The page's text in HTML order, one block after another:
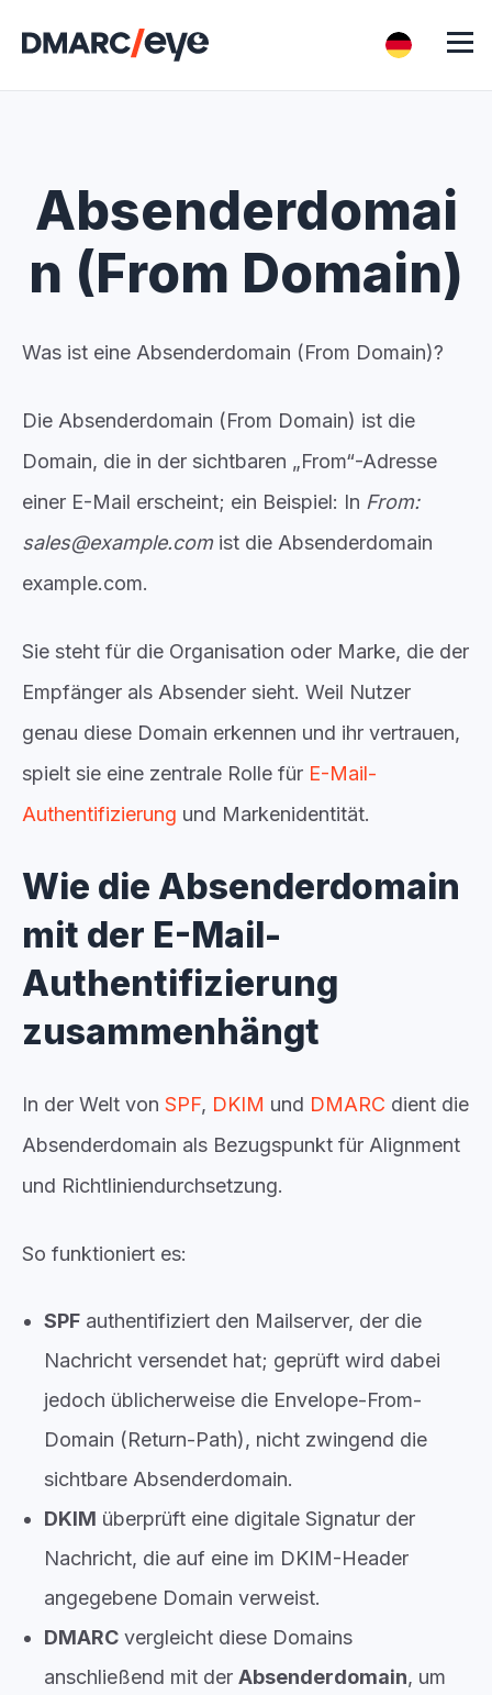
Absenderdomai
n (From Domain)
Was ist eine Absenderdomain (From Domain)?
Die Absenderdomain (From Domain) ist die
Domain, die in der sichtbaren „From“-Adresse
einer E-Mail erscheint; ein Beispiel: In From:
sales@example.comist die Absenderdomain
example.com.
Sie steht für die Organisation oder Marke, die der
Empfänger als Absender sieht. Weil Nutzer
genau diese Domain erkennen und ihr vertrauen,
spielt sie eine zentrale Rolle für E-Mail-
Authentifizierung und Markenidentität.
Wie die Absenderdomain
mit der E-Mail-
Authentifizierung
zusammenhängt
In der Welt von SPF, DKIM und DMARC dient die
Absenderdomain als Bezugspunkt für Alignment
und Richtliniendurchsetzung.
So funktioniert es:
SPFauthentifiziert den Mailserver, der die
Nachricht versendet hat; geprüft wird dabei
jedoch üblicherweise die Envelope-From-
Domain (Return-Path), nicht zwingend die
sichtbare Absenderdomain.
DKIM überprüft eine digitale Signatur der
Nachricht, die auf eine im DKIM-Header
angegebene Domain verweist.
DMARCvergleicht diese Domains
anschließend mit der Absenderdomain, um